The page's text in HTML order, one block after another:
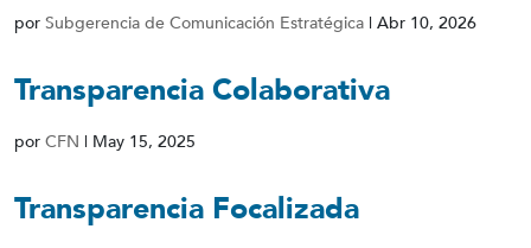
por Subgerencia de Comunicación Estratégica | Abr 10, 2026
Transparencia Colaborativa
por CFN | May 15, 2025
Transparencia Focalizada